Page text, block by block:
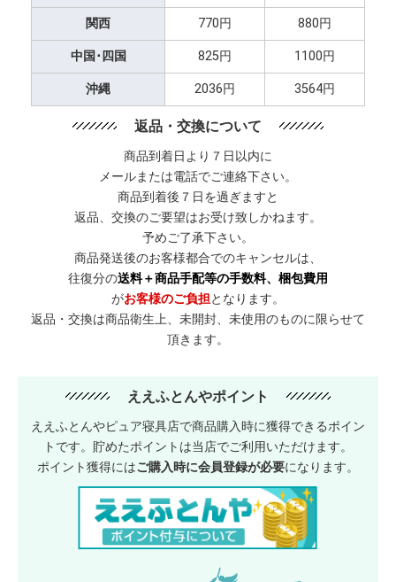
関西 770円 880円
中国･四国 825円 1100円
沖縄 2036円 3564円
返品・交換について
商品到着日より７日以内に
メールまたは電話でご連絡下さい。
商品到着後７日を過ぎますと
返品、交換のご要望はお受け致しかねます。
予めご了承下さい。
商品発送後のお客様都合でのキャンセルは、
往復分の送料＋商品手配等の手数料、梱包費用
がお客様のご負担となります。
返品・交換は商品衛生上、未開封、未使用のものに限らせて
頂きます。
ええふとんやポイント
ええふとんやピュア寝具店で商品購入時に獲得できるポイン
トです。貯めたポイントは当店でご利用いただけます。
ポイント獲得にはご購入時に会員登録が必要になります。